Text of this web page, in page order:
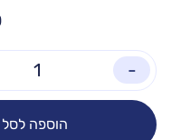
-
הוספה לסל